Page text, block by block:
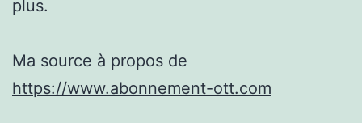
plus.
Ma source à propos de
https://www.abonnement-ott.com